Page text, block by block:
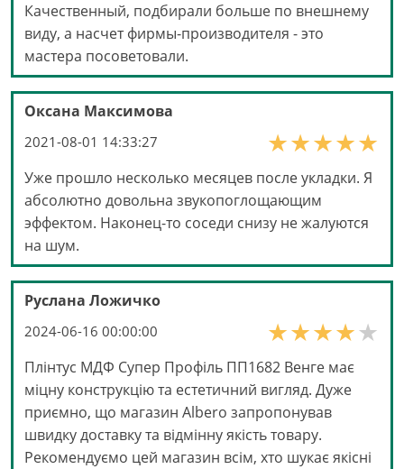
Качественный, подбирали больше по внешнему
виду, а насчет фирмы-производителя - это
мастера посоветовали.
Оксана Максимова
2021-08-01 14:33:27
Уже прошло несколько месяцев после укладки. Я
абсолютно довольна звукопоглощающим
эффектом. Наконец-то соседи снизу не жалуются
на шум.
Руслана Ложичко
2024-06-16 00:00:00
Плінтус МДФ Супер Профіль ПП1682 Венге має
міцну конструкцію та естетичний вигляд. Дуже
приємно, що магазин Albero запропонував
швидку доставку та відмінну якість товару.
Рекомендуємо цей магазин всім, хто шукає якісні